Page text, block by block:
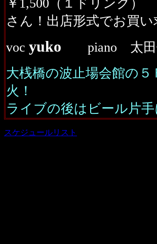
￥1,500（１ドリンク
さん！出店形式でお買
voc yuko piano 太
大桟橋の波止場会館の
火！
ライブの後はビール片
スケジュールリスト